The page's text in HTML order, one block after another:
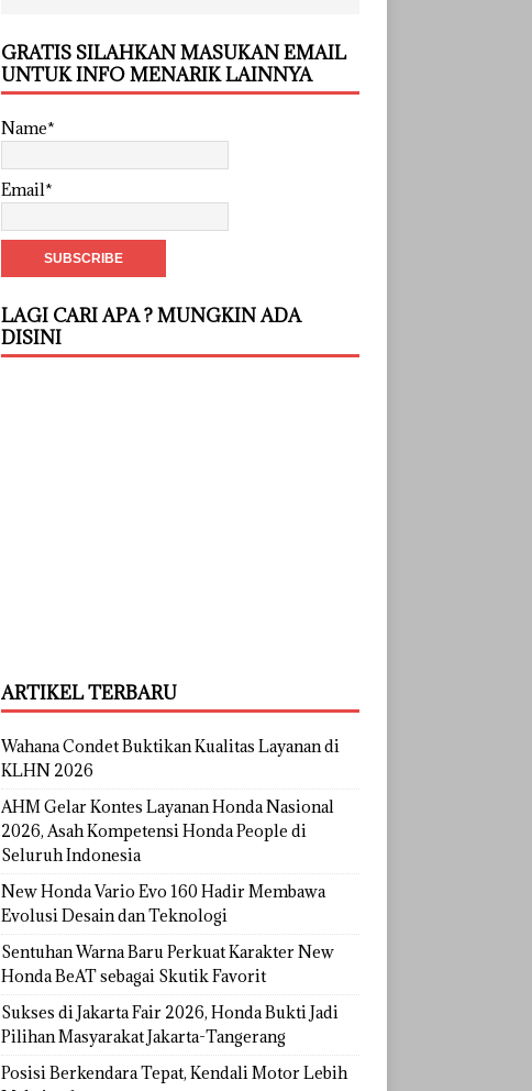
GRATIS SILAHKAN MASUKAN EMAIL
UNTUK INFO MENARIK LAINNYA
Name*
Email*
LAGI CARI APA ? MUNGKIN ADA
DISINI
ARTIKEL TERBARU
Wahana Condet Buktikan Kualitas Layanan di
KLHN 2026
AHM Gelar Kontes Layanan Honda Nasional
2026, Asah Kompetensi Honda People di
Seluruh Indonesia
New Honda Vario Evo 160 Hadir Membawa
Evolusi Desain dan Teknologi
Sentuhan Warna Baru Perkuat Karakter New
Honda BeAT sebagai Skutik Favorit
Sukses di Jakarta Fair 2026, Honda Bukti Jadi
Pilihan Masyarakat Jakarta-Tangerang
Posisi Berkendara Tepat, Kendali Motor Lebih